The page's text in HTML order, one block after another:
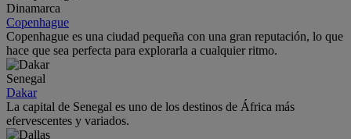
Dinamarca
Copenhague
Copenhague es una ciudad pequeña con una gran reputación, lo que
hace que sea perfecta para explorarla a cualquier ritmo.
Senegal
Dakar
La capital de Senegal es uno de los destinos de África más
efervescentes y variados.